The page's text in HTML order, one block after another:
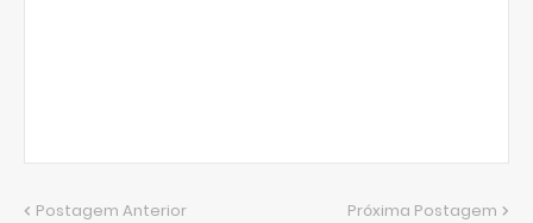
Postagem Anterior Próxima Postagem